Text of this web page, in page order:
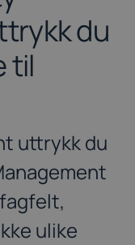
du
til
uttrykk du
ulike